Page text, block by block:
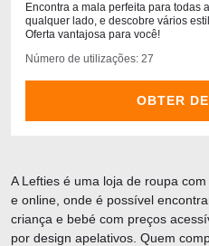
Encontra a mala perfeita para todas
qualquer lado, e descobre vários
Oferta vantajosa para você!
Número de utilizações: 27
OBTER
A Lefties é uma loja de roupa
e online, onde é possível
criança e bebé com preços
por design apelativos. Quem